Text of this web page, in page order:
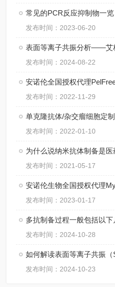
常见的PCR反应抑制物一览
发布时间：2023-06-20
表面等离子共振分析——艾
发布时间：2024-08-22
安诺伦全国授权代理
发布时间：2022-11-29
单克隆抗体/杂交瘤细胞定
发布时间：2022-01-10
为什么说纳米抗体制备是
发布时间：2021-05-17
安诺伦生物全国授权代理
发布时间：2023-01-17
多抗制备过程一般包括以下
发布时间：2024-10-28
发布时间：2024-10-23